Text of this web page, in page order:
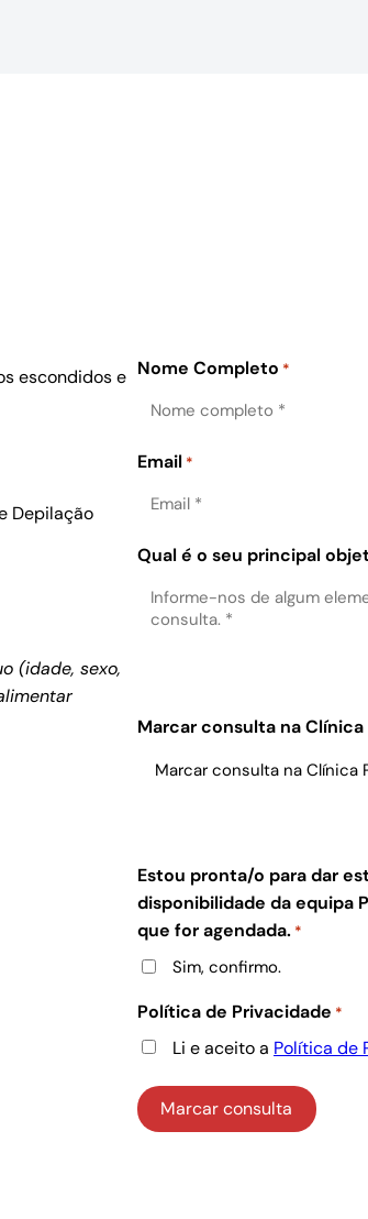
escondidos e
Depilação
(idade, sexo,
Nome Completo *
Email *
Qual é o seu principal
Marcar consulta na
Estou pronta/o para dar
disponibilidade da equipa
que for agendada. *
Sim, confirmo.
Política de Privacidade *
Li e aceito a Política de